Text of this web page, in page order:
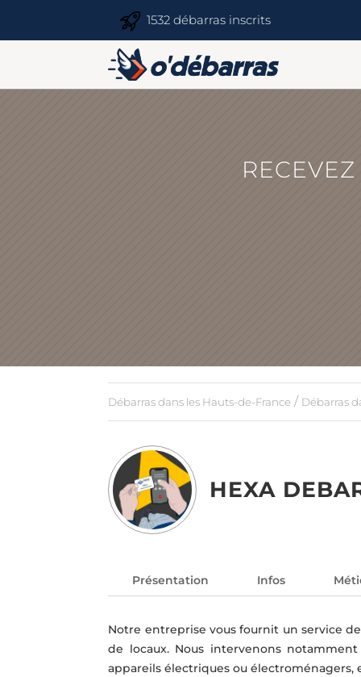
1532 débarras inscrits
Débarras dans les Hauts-de-France / Débarras
HEXA
Présentation Infos
Notre entreprise vous fournit un service
de locaux. Nous intervenons
appareils électriques ou électroménagers,